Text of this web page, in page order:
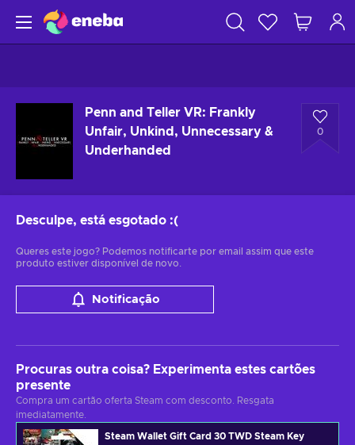
Penn and Teller VR: Frankly
Unfair, Unkind, Unnecessary &
Underhanded
0
Desculpe, está esgotado :(
Queres este jogo? Podemos notificarte por email assim que este
produto estiver disponível de novo.
Notificação
Procuras outra coisa? Experimenta estes cartões
presente
Compra um cartão oferta Steam com desconto. Resgata
imediatamente.
Steam Wallet Gift Card 30 TWD Steam Key